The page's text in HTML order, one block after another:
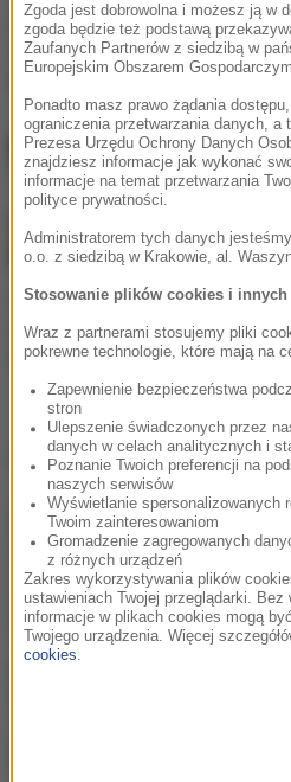
OneRepublic – No
Vacancy. Premiera dziś w
RMF MAXXX!
Od dzisiaj "Kids"
OneRepublic w RMF
MAXXX!
OneRepublicwRMF
Zgoda jest dobrowolna i możesz ją w
zgoda będzie też podstawą
Zaufanych Partnerów z siedzibą w
Europejskim Obszarem
Ponadto masz prawo żądania
ograniczenia przetwarzania danych, a
Prezesa Urzędu Ochrony Danych
znajdziesz informacje jak wykonać
informacje na temat przetwarzania
polityce prywatności.
Administratorem tych danych
o.o. z siedzibą w Krakowie, al.
Stosowanie plików cookies i
Wraz z partnerami stosujemy pliki
pokrewne technologie, które mają na
Zapewnienie bezpieczeństwa
stron
Ulepszenie świadczonych przez
danych w celach analitycznych i
Poznanie Twoich preferencji na
naszych serwisów
Wyświetlanie spersonalizowanych
Twoim zainteresowaniom
Gromadzenie zagregowanych
z różnych urządzeń
Zakres wykorzystywania plików
ustawieniach Twojej przeglądarki. Bez
informacje w plikach cookies mogą
Twojego urządzenia. Więcej
cookies.